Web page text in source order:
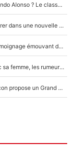
Max Verstappen, Lewis Hamilton… et bientôt Fernando Alonso ? Le classement des pilotes les mieux payés en Formule 1 risque de changer !
F1 - Alpine signe un accord «impensable» et va entrer dans une nouvelle dimension : Grande nouvelle pour Pierre Gasly !
F1 : « Je lui ai fait un câlin, puis j’ai dû partir...», le témoignage émouvant de Max Verstappen sur sa fille
F1 : Charles Leclerc surpris par les paparazzis avec sa femme, les rumeurs étaient vraies !
Comme pour le final du Tour de France, Esteban Ocon propose un Grand Prix de Formule 1 à Paris : «Autour de l’Arc de Triomphe, ce serait génial» !